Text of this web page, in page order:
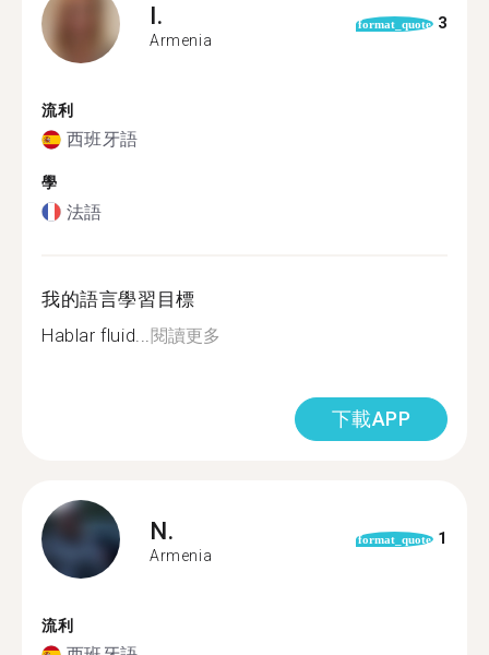
I.
Armenia
format_quote 3
流利
西班牙語
學
法語
我的語言學習目標
Hablar fluid... 閱讀更多
下載APP
N.
Armenia
format_quote 1
流利